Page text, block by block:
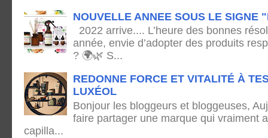
NOUVELLE ANNEE SOUS LE SIGNE
2022 arrive.... L’heure des bonnes
année, envie d’adopter des produits
? 🌍🌿 S...
REDONNE FORCE ET VITALITÉ À
LUXÉOL
Bonjour les bloggeurs et bloggeuses,
faire partager une marque qui vraiment
capilla...